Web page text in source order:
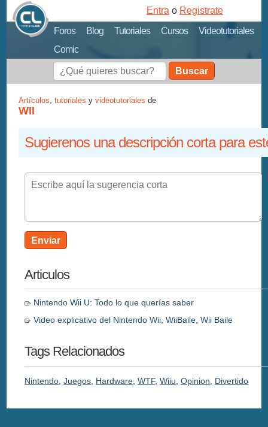
Foros Blog Tutoriales Cursos
Videotutoriales
Comic
Entra o Registrate
Buscar
Artículos,tutoriales yvideotutoriales de
WII
Sugierenos una descripción corta para
Enviar
Articulos
Nintendo Wii U: Todo lo que querías saber
Video explicativo del Nintendo Wii, WiiBaile, Wii Baile
Tags Relacionados
Nintendo,Juegos, Hardware,WTF,Wiiu,Opinion, Divertido